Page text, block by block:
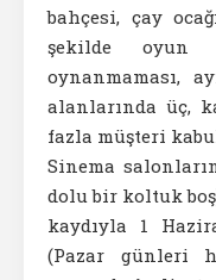
bahçesi, çay
şekilde oyun
oynanmaması,
alanlarında üç,
fazla müşteri
Sinema
dolu bir koltuk
kaydıyla 1
(Pazar günleri